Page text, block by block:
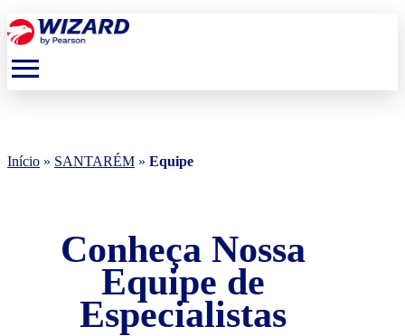
menu
Início » SANTARÉM » Equipe
Conheça Nossa
Equipe de
Especialistas